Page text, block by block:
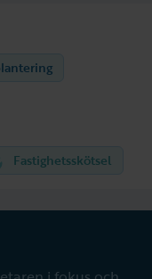
Fastighetsskötsel